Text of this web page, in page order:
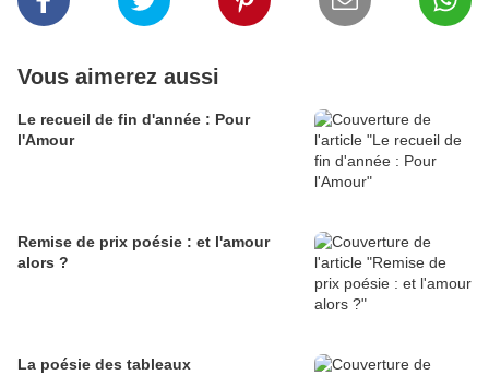
Vous aimerez aussi
Le recueil de fin d'année : Pour
l'Amour
Remise de prix poésie : et l'amour
alors ?
La poésie des tableaux